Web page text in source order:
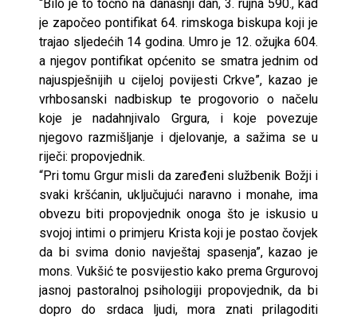
“Bilo je to točno na današnji dan, 3. rujna 590., kad
je započeo pontifikat 64. rimskoga biskupa koji je
trajao sljedećih 14 godina. Umro je 12. ožujka 604.
a njegov pontifikat općenito se smatra jednim od
najuspješnijih u cijeloj povijesti Crkve”, kazao je
vrhbosanski nadbiskup te progovorio o načelu
koje je nadahnjivalo Grgura, i koje povezuje
njegovo razmišljanje i djelovanje, a sažima se u
riječi: propovjednik.
“Pri tomu Grgur misli da zaređeni službenik Božji i
svaki kršćanin, uključujući naravno i monahe, ima
obvezu biti propovjednik onoga što je iskusio u
svojoj intimi o primjeru Krista koji je postao čovjek
da bi svima donio navještaj spasenja”, kazao je
mons. Vukšić te posvijestio kako prema Grgurovoj
jasnoj pastoralnoj psihologiji propovjednik, da bi
dopro do srdaca ljudi, mora znati prilagoditi